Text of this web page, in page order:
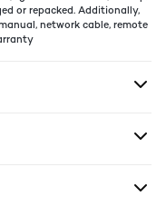
or repacked. Additionally,
network cable, remote